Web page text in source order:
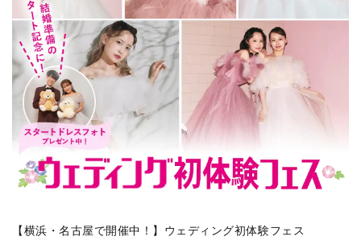
【横浜・名古屋で開催中！】ウェディング初体験フェス